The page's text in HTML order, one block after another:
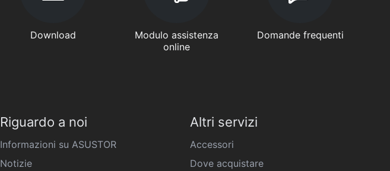
Download
Modulo assistenza
online
Domande frequenti
Riguardo a noi
Informazioni su ASUSTOR
Notizie
Altri servizi
Accessori
Dove acquistare